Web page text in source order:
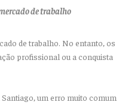
de trabalho
de trabalho. No entanto, os
profissional ou a conquista
um erro muito comum